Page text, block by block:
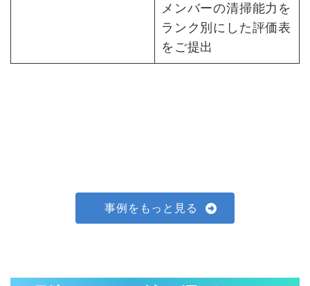
メンバーの清掃能力を
ランク別にした評価表
をご提出
事例をもっと見る